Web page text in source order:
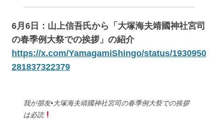
6月6日：山上信吾氏から「大塚海夫靖國神社宮司
の春季例大祭での挨拶」の紹介
https://x.com/YamagamiShingo/status/1930950
281837322379
我が朋友•大塚海夫靖國神社宮司の春季例大祭での挨拶
は必読